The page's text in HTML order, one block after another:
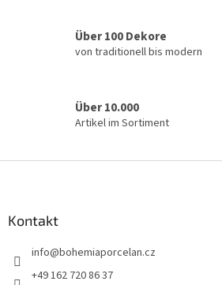
Über 100 Dekore
von traditionell bis modern
Über 10.000
Artikel im Sortiment
Kontakt
info@bohemiaporcelan.cz
+49 162 720 86 37